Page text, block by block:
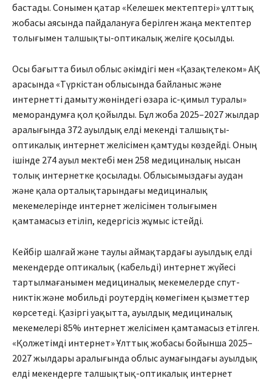
бастады. Соны­мен қатар «Келешек мектептері» ұлттық
жобасы аясында пайда­лануға берілген жаңа мектептер
толығымен талшықты-оптикалық желіге қосылды.
Осы бағытта биыл облыс әкім­дігі мен «Қазақтелеком» АҚ
арасында «Түркістан облысында байланыс және
интернетті дамыту жөніндегі өзара іс-қимыл туралы»
меморандумға қол қойылды. Бұл жоба 2025–2027 жылдар
ара­лығында 372 ауылдық елді мекен­ді талшықты-
оптикалық интернет желісімен қамтуды көздейді. Оның
ішінде 274 ауыл мектебі мен 258 медициналық нысан
толық интернетке қосылады. Облысымыздағы аудан
және қала орталықтарындағы медициналық
мекемелерінде интернет желісімен толығымен
қамтамасыз етіліп, кедергісіз жұмыс істейді.
Кейбір шалғай және таулы аймақтардағы ауылдық елді
мекендерде оптикалық (кабельді) интернет жүйесі
тартылмағанымен медициналық мекемелерде спут­
никтік және мобильді роу­тер­дің көмегімен қызметтер
көрсетеді. Қазіргі уақытта, ауылдық медици­налық
мекемелері 85% интернет желісімен қам­тамасыз етілген.
«Қолжетімді интернет» Ұлттық жобасы бойынша 2025–
2027 жылдары аралығында облыс аума­ғын­дағы ауылдық
елді мекендерге тал­шықтық-оптикалық интернет